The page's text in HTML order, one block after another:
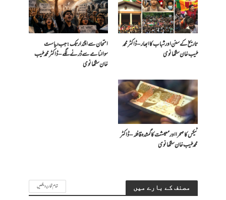
تاریخ کے سنن اور شباب کا ابھار – ڈاکٹر محمد
طیب خان سنگھانوی
امتحان سے اقتدار تک: جب ریاست
سوالنامے سے ڈرنے لگے – ڈاکٹر محمد طیب
خان سنگھانوی
ٹیکس کا صحرا اور معیشت کا گمشدہ قافلہ – ڈاکٹر
محمد طیب خان سنگھانوی
مصنف کے بارے میں تمام تحاریر دیکھیں